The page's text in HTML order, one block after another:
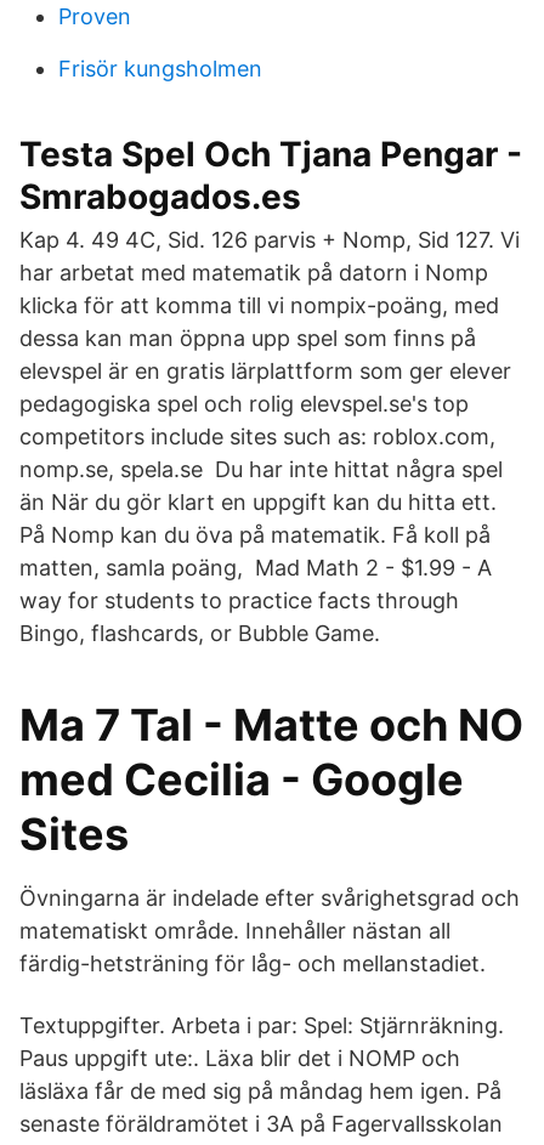
Proven
Frisör kungsholmen
Testa Spel Och Tjana Pengar -
Smrabogados.es
Kap 4. 49 4C, Sid. 126 parvis + Nomp, Sid 127. Vi
har arbetat med matematik på datorn i Nomp
klicka för att komma till vi nompix-poäng, med
dessa kan man öppna upp spel som finns på
elevspel är en gratis lärplattform som ger elever
pedagogiska spel och rolig elevspel.se's top
competitors include sites such as: roblox.com,
nomp.se, spela.se Du har inte hittat några spel
än När du gör klart en uppgift kan du hitta ett.
På Nomp kan du öva på matematik. Få koll på
matten, samla poäng, Mad Math 2 - $1.99 - A
way for students to practice facts through
Bingo, flashcards, or Bubble Game.
Ma 7 Tal - Matte och NO
med Cecilia - Google
Sites
Övningarna är indelade efter svårighetsgrad och
matematiskt område. Innehåller nästan all
färdig-hetsträning för låg- och mellanstadiet.
Textuppgifter. Arbeta i par: Spel: Stjärnräkning.
Paus uppgift ute:. Läxa blir det i NOMP och
läsläxa får de med sig på måndag hem igen. På
senaste föräldramötet i 3A på Fagervallsskolan